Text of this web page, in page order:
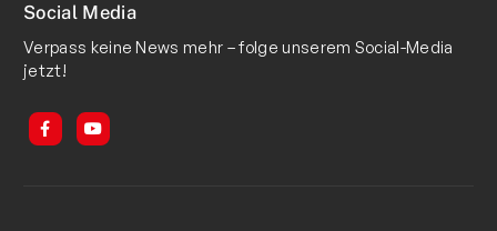
Social Media
Verpass keine News mehr – folge unserem Social-Media
jetzt!